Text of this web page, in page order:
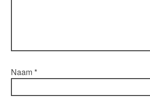
Naam *